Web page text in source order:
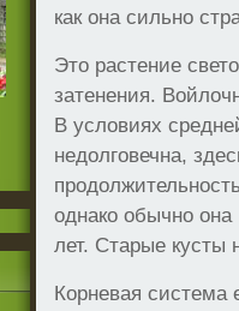
как она сильно
Это растение
затенения.
В условиях
недолговечна,
однако обычно
лет. Старые кусты
Корневая система